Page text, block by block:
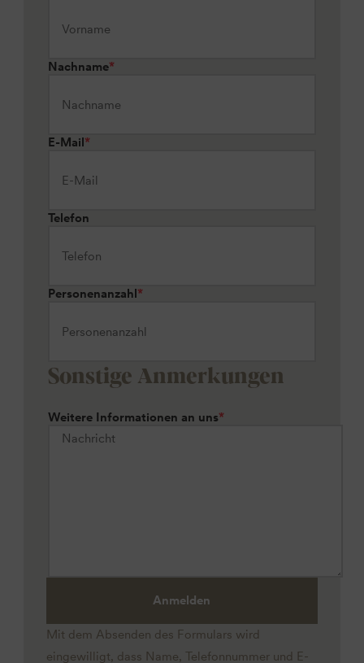
Nachname*
E-Mail*
Telefon
Personenanzahl*
Sonstige Anmerkungen
Weitere Informationen an uns*
Anmelden
Mit dem Absenden des Formulars wird
eingewilligt, dass Name, Telefonnummer und E-